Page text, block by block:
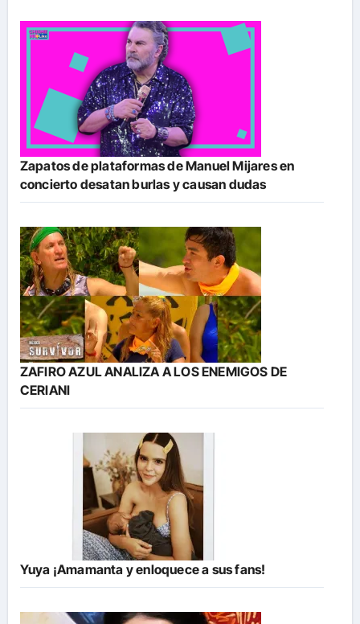
Zapatos de plataformas de Manuel Mijares en
concierto desatan burlas y causan dudas
ZAFIRO AZUL ANALIZA A LOS ENEMIGOS DE
CERIANI
Yuya ¡Amamanta y enloquece a sus fans!